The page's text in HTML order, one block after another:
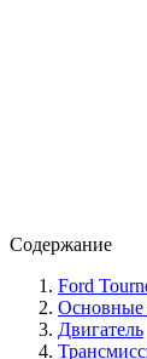
Содержание
Ford
Основные
Двигатель